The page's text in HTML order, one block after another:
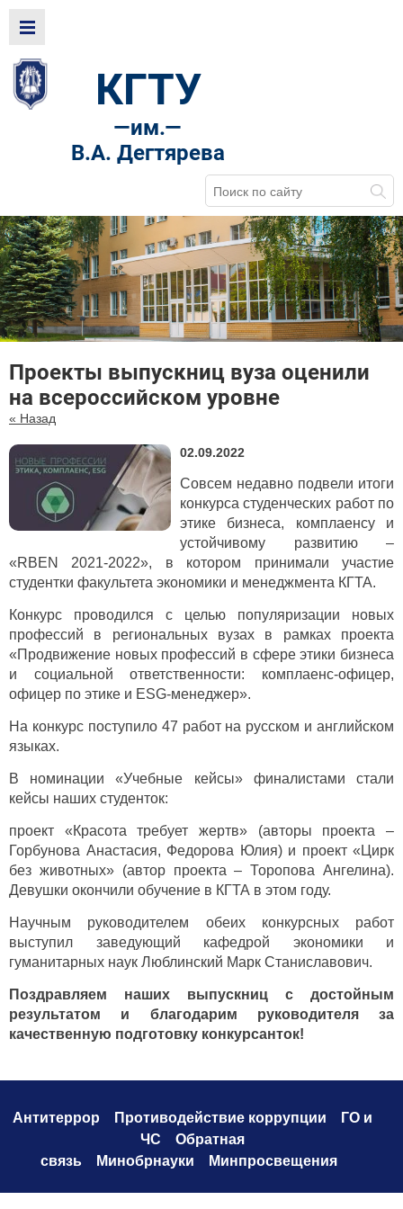
КГТУ
—им.—
В.А. Дегтярева
Проекты выпускниц вуза оценили
на всероссийском уровне
« Назад
02.09.2022
Совсем недавно подвели итоги
конкурса студенческих работ по
этике бизнеса, комплаенсу и
устойчивому развитию –
«RBEN 2021-2022», в котором принимали участие
студентки факультета экономики и менеджмента КГТА.
Конкурс проводился с целью популяризации новых
профессий в региональных вузах в рамках проекта
«Продвижение новых профессий в сфере этики бизнеса
и социальной ответственности: комплаенс-офицер,
офицер по этике и ESG-менеджер».
На конкурс поступило 47 работ на русском и английском
языках.
В номинации «Учебные кейсы» финалистами стали
кейсы наших студенток:
проект «Красота требует жертв» (авторы проекта –
Горбунова Анастасия, Федорова Юлия)и проект «Цирк
без животных» (автор проекта – Торопова Ангелина).
Девушки окончили обучение в КГТА в этом году.
Научным руководителем обеих конкурсных работ
выступил заведующий кафедрой экономики и
гуманитарных наук Люблинский Марк Станиславович.
Поздравляем наших выпускниц с достойным
результатом и благодарим руководителя за
качественную подготовку конкурсанток!
Антитеррор Противодействие коррупции
ГО и
ЧС
Обратная
связь
Минобрнауки Минпросвещения